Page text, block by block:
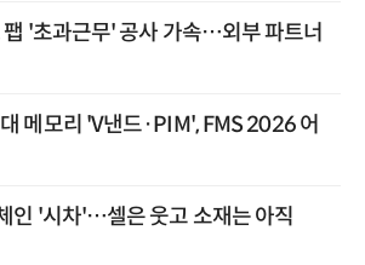
팹 '초과근무' 공사 가속…외부 파트너
메모리 'V낸드·PIM', FMS 2026 어
인 '시차'…셀은 웃고 소재는 아직